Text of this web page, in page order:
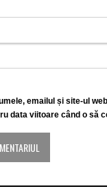
emailul și site-ul
data viitoare când o să